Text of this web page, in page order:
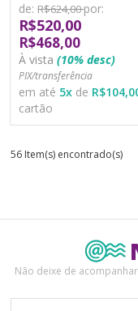
de: R$624,00por:
R$520,00
R$468,00
À vista (10% desc)
PIX/transferência
em até 5x de
cartão
56 Item(s) encontrado(s)
Não deixe de